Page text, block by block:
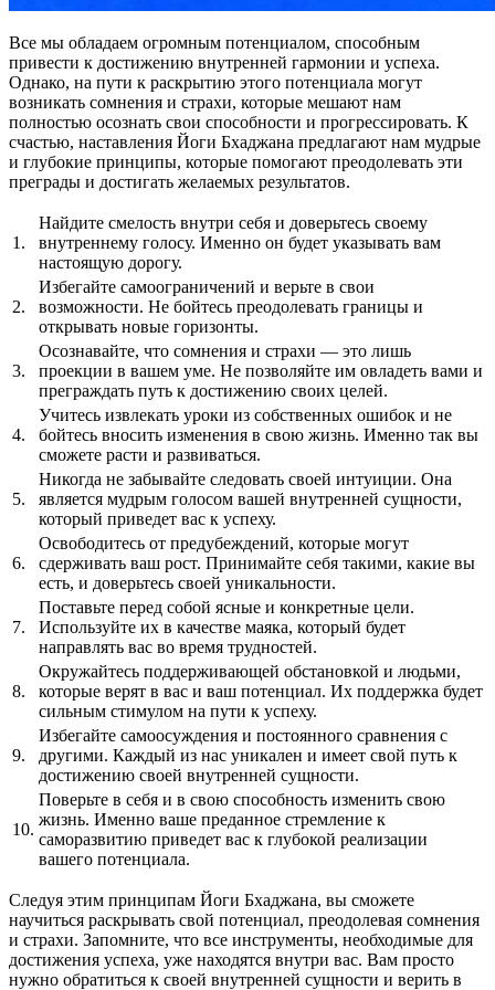
Все мы обладаем огромным потенциалом, способным
привести к достижению внутренней гармонии и успеха.
Однако, на пути к раскрытию этого потенциала могут
возникать сомнения и страхи, которые мешают нам
полностью осознать свои способности и прогрессировать. К
счастью, наставления Йоги Бхаджана предлагают нам мудрые
и глубокие принципы, которые помогают преодолевать эти
преграды и достигать желаемых результатов.
1.
Найдите смелость внутри себя и доверьтесь своему
внутреннему голосу. Именно он будет указывать вам
настоящую дорогу.
2.
Избегайте самоограничений и верьте в свои
возможности. Не бойтесь преодолевать границы и
открывать новые горизонты.
3.
Осознавайте, что сомнения и страхи — это лишь
проекции в вашем уме. Не позволяйте им овладеть вами и
преграждать путь к достижению своих целей.
4.
Учитесь извлекать уроки из собственных ошибок и не
бойтесь вносить изменения в свою жизнь. Именно так вы
сможете расти и развиваться.
5.
Никогда не забывайте следовать своей интуиции. Она
является мудрым голосом вашей внутренней сущности,
который приведет вас к успеху.
6.
Освободитесь от предубеждений, которые могут
сдерживать ваш рост. Принимайте себя такими, какие вы
есть, и доверьтесь своей уникальности.
7.
Поставьте перед собой ясные и конкретные цели.
Используйте их в качестве маяка, который будет
направлять вас во время трудностей.
8.
Окружайтесь поддерживающей обстановкой и людьми,
которые верят в вас и ваш потенциал. Их поддержка будет
сильным стимулом на пути к успеху.
9.
Избегайте самоосуждения и постоянного сравнения с
другими. Каждый из нас уникален и имеет свой путь к
достижению своей внутренней сущности.
10.
Поверьте в себя и в свою способность изменить свою
жизнь. Именно ваше преданное стремление к
саморазвитию приведет вас к глубокой реализации
вашего потенциала.
Следуя этим принципам Йоги Бхаджана, вы сможете
научиться раскрывать свой потенциал, преодолевая сомнения
и страхи. Запомните, что все инструменты, необходимые для
достижения успеха, уже находятся внутри вас. Вам просто
нужно обратиться к своей внутренней сущности и верить в